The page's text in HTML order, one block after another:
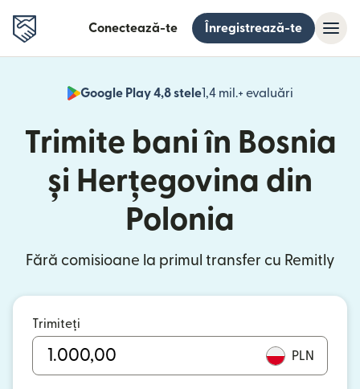
Conectează-te Înregistrează-te
Google Play 4,8 stele1,4 mil.+ evaluări
(se
Trimite bani în Bosnia
și Herțegovina din
Polonia
Fără comisioane la primul transfer cu Remitly
Trimiteți
PLN